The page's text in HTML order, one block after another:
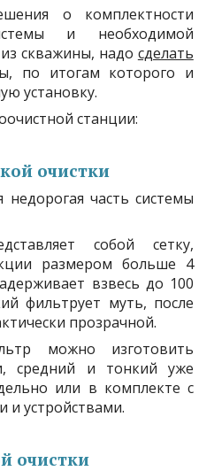
о комплектности
и необходимой
скважины, надо сделать
по итогам которого и
установку.
станции:
очистки
часть системы
собой сетку,
размером больше 4
взвесь до 100
фильтрует муть, после
прозрачной.
можно изготовить
средний и тонкий уже
или в комплекте с
и устройствами.
очистки